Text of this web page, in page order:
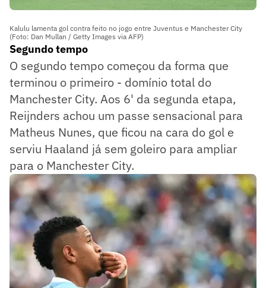
Kalulu lamenta gol contra feito no jogo entre Juventus e Manchester City
(Foto: Dan Mullan / Getty Images via AFP)
Segundo tempo
O segundo tempo começou da forma que
terminou o primeiro - domínio total do
Manchester City. Aos 6' da segunda etapa,
Reijnders achou um passe sensacional para
Matheus Nunes, que ficou na cara do gol e
serviu Haaland já sem goleiro para ampliar
para o Manchester City.